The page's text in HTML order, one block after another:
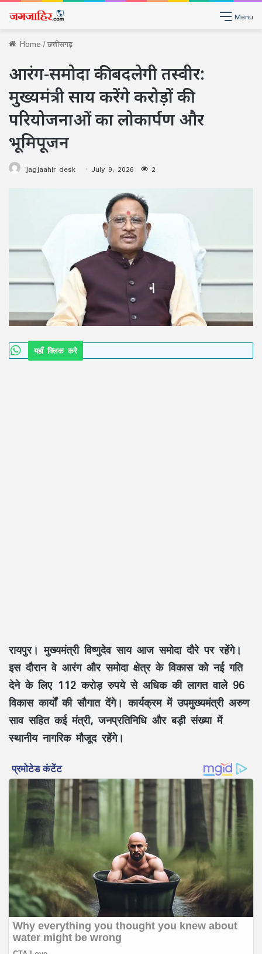
Menu
Home/छत्तीसगढ़
आरंग-समोदा की बदलेगी तस्वीर:
मुख्यमंत्री साय करेंगे करोड़ों की
परियोजनाओं का लोकार्पण और
भूमिपूजन
jagjaahir desk July 9, 2026 2
यहाँ क्लिक करे
रायपुर। मुख्यमंत्री विष्णुदेव साय आज समोदा दौरे पर रहेंगे।
इस दौरान वे आरंग और समोदा क्षेत्र के विकास को नई गति
देने के लिए 112 करोड़ रुपये से अधिक की लागत वाले 96
विकास कार्योंकी सौगात देंगे। कार्यक्रम में उपमुख्यमंत्री अरुण
साव सहित कई मंत्री, जनप्रतिनिधि और बड़ी संख्या में
स्थानीय नागरिक मौजूद रहेंगे।